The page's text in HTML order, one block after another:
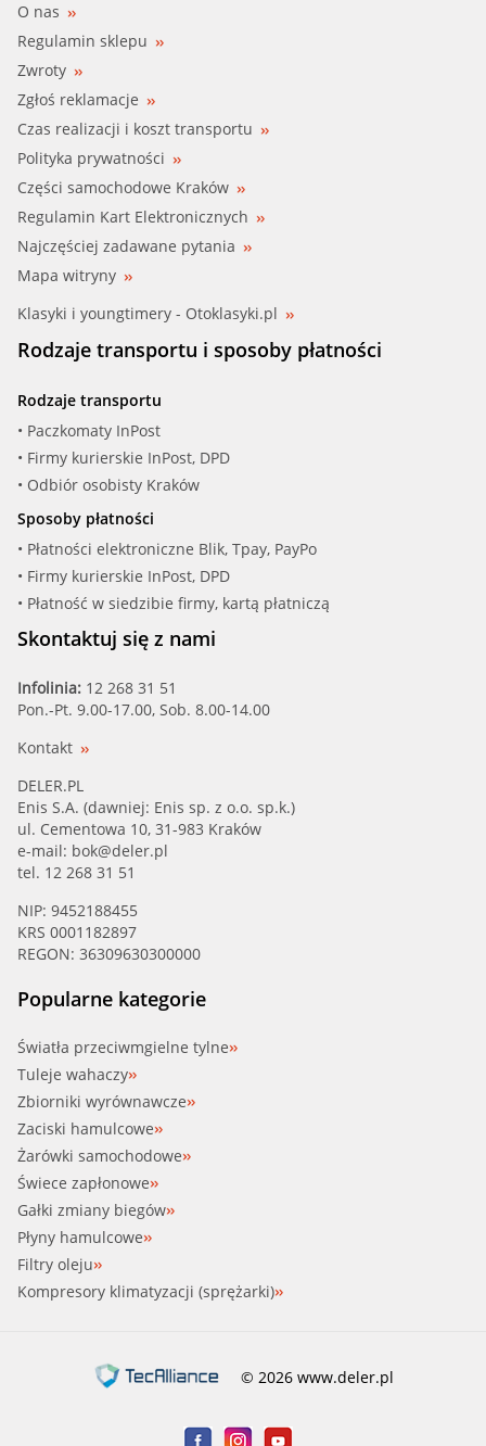
O nas
Regulamin sklepu
Zwroty
Zgłoś reklamacje
Czas realizacji i koszt transportu
Polityka prywatności
Części samochodowe Kraków
Regulamin Kart Elektronicznych
Najczęściej zadawane pytania
Mapa witryny
Klasyki i youngtimery - Otoklasyki.pl
Rodzaje transportu i sposoby płatności
Rodzaje transportu
• Paczkomaty InPost
• Firmy kurierskie InPost, DPD
• Odbiór osobisty Kraków
Sposoby płatności
• Płatności elektroniczne Blik, Tpay, PayPo
• Firmy kurierskie InPost, DPD
• Płatność w siedzibie firmy, kartą płatniczą
Skontaktuj się z nami
Infolinia: 12 268 31 51
Pon.-Pt. 9.00-17.00, Sob. 8.00-14.00
Kontakt
DELER.PL
Enis S.A. (dawniej: Enis sp. z o.o. sp.k.)
ul. Cementowa 10, 31-983 Kraków
e-mail: bok@deler.pl
tel. 12 268 31 51
NIP: 9452188455
KRS 0001182897
REGON: 36309630300000
Popularne kategorie
Światła przeciwmgielne tylne
Tuleje wahaczy
Zbiorniki wyrównawcze
Zaciski hamulcowe
Żarówki samochodowe
Świece zapłonowe
Gałki zmiany biegów
Płyny hamulcowe
Filtry oleju
Kompresory klimatyzacji (sprężarki)
© 2026 www.deler.pl